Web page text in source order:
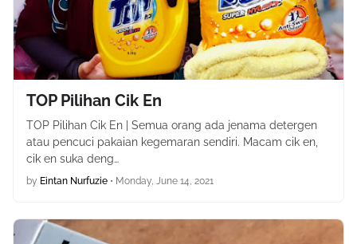
TOP Pilihan Cik En
TOP Pilihan Cik En | Semua orang ada jenama detergen
atau pencuci pakaian kegemaran sendiri. Macam cik en,
cik en suka deng…
by Eintan Nurfuzie • Monday, June 14, 2021